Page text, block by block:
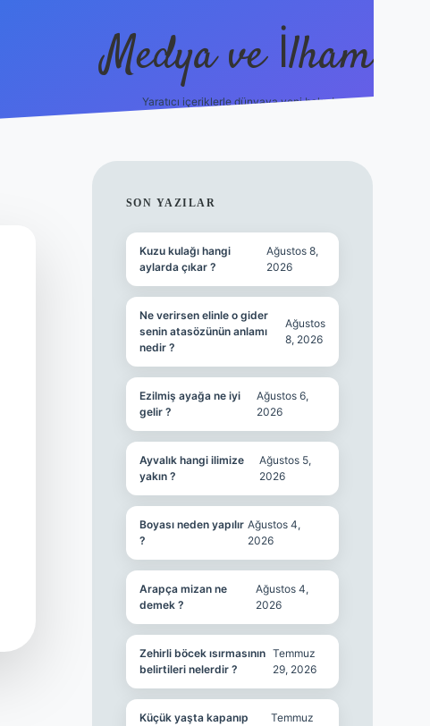
Medya ve İlham
Yaratıcı içeriklerle dünyaya yeni bakış!
SIDEBAR
SON YAZILAR
Kuzu kulağı hangi
aylarda çıkar ?
Ağustos 8,
2026
Ne verirsen elinle o gider
senin atasözünün anlamı
nedir ?
Ağustos
8, 2026
Ezilmiş ayağa ne iyi
gelir ?
Ağustos 6,
2026
Ayvalık hangi ilimize
yakın ?
Ağustos 5,
2026
Boyası neden yapılır
?
Ağustos 4,
2026
Arapça mizan ne
demek ?
Ağustos 4,
2026
Zehirli böcek ısırmasının
belirtileri nelerdir ?
Temmuz
29, 2026
Küçük yaşta kapanıp
Temmuz
https://ilbet.online/ grandoperabet giriş